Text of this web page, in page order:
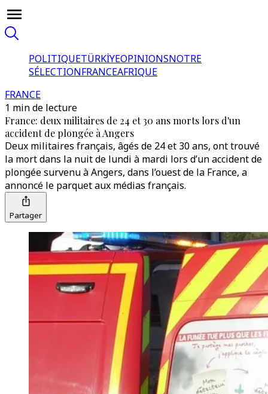
POLITIQUETÜRKİYEOPINIONSNOTRE
SÉLECTIONFRANCEAFRIQUE
FRANCE
1 min de lecture
France: deux militaires de 24 et 30 ans morts lors d'un
accident de plongée à Angers
Deux militaires français, âgés de 24 et 30 ans, ont trouvé
la mort dans la nuit de lundi à mardi lors d’un accident de
plongée survenu à Angers, dans l’ouest de la France, a
annoncé le parquet aux médias français.
Partager